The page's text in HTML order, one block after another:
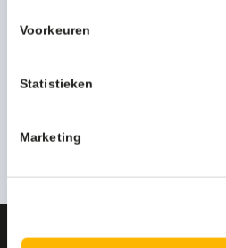
Voorkeuren
Statistieken
Marketing
Levertijd
Persoonlijk advies nodig?